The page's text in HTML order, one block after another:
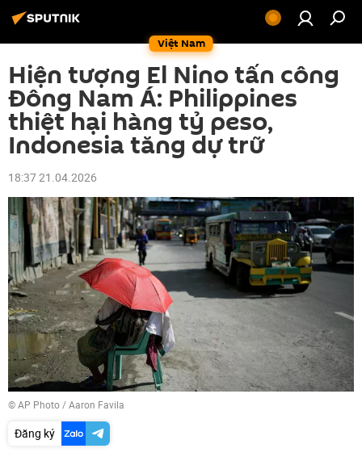
Việt Nam
Hiện tượng El Nino tấn công
Đông Nam Á: Philippines
thiệt hại hàng tỷ peso,
Indonesia tăng dự trữ
18:37 21.04.2026
© AP Photo / Aaron Favila
Đăng ký